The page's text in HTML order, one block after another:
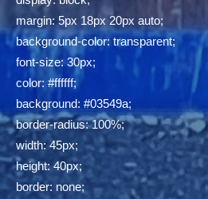
margin: 5px 18px 20px auto;
background-color: transparent;
font-size: 30px;
color: #ffffff;
background: #03549a;
border-radius: 100%;
width: 45px;
height: 40px;
border: none;